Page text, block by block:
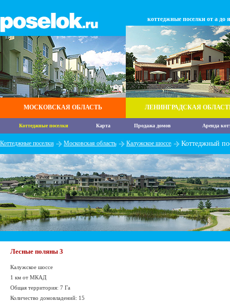
МОСКОВСКАЯ ОБЛАСТЬ
коттеджные поселки от а до я
ЛЕНИНГРАДСКАЯ
Коттеджные поселки Карта Продажа домов Аренда
Коттеджные поселки Московская область Калужское шоссе Коттеджный
Лесные поляны 3
Калужское шоссе
1 км от МКАД
Общая территория: 7 Га
Количество домовладений: 15